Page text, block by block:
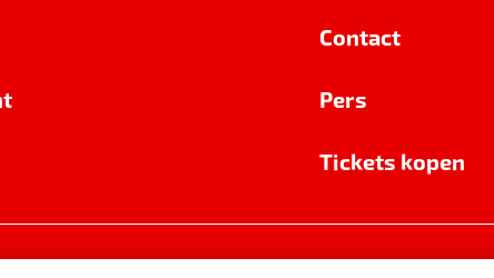
Contact
Pers
Tickets kopen